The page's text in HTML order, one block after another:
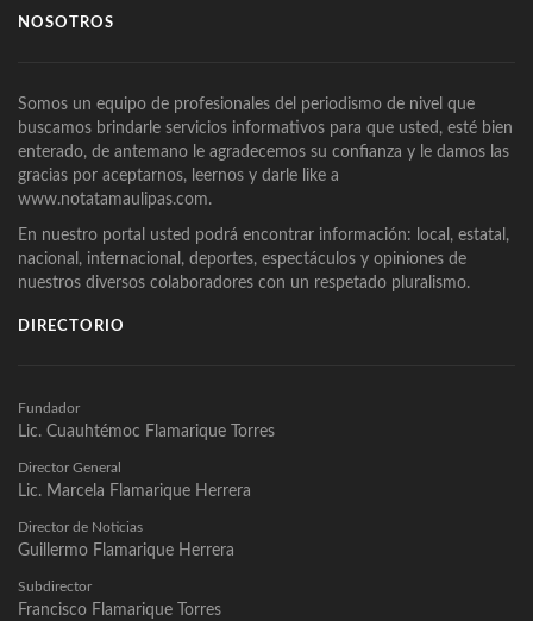
NOSOTROS
Somos un equipo de profesionales del periodismo de nivel que
buscamos brindarle servicios informativos para que usted, esté bien
enterado, de antemano le agradecemos su confianza y le damos las
gracias por aceptarnos, leernos y darle like a
www.notatamaulipas.com.
En nuestro portal usted podrá encontrar información: local, estatal,
nacional, internacional, deportes, espectáculos y opiniones de
nuestros diversos colaboradores con un respetado pluralismo.
DIRECTORIO
Fundador
Lic. Cuauhtémoc Flamarique Torres
Director General
Lic. Marcela Flamarique Herrera
Director de Noticias
Guillermo Flamarique Herrera
Subdirector
Francisco Flamarique Torres